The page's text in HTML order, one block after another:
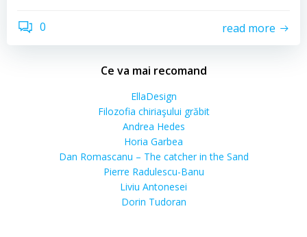
0 read more
Ce va mai recomand
EllaDesign
Filozofia chiriaşului grăbit
Andrea Hedes
Horia Garbea
Dan Romascanu – The catcher in the Sand
Pierre Radulescu-Banu
Liviu Antonesei
Dorin Tudoran